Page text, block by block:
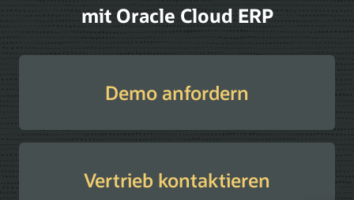
mit Oracle Cloud ERP
Demo anfordern
Vertrieb kontaktieren